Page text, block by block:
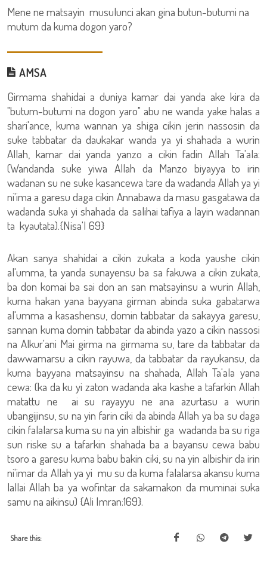
Mene ne matsayin musulunci akan gina butun-butumi na
mutum da kuma dogon yaro?
AMSA
Girmama shahidai a duniya kamar dai yanda ake kira da
"butum-butumi na dogon yaro" abu ne wanda yake halas a
shari'ance, kuma wannan ya shiga cikin jerin nassosin da
suke tabbatar da daukakar wanda ya yi shahada a wurin
Allah, kamar dai yanda yanzo a cikin fadin Allah Ta'ala:
(Wandanda suke yiwa Allah da Manzo biyayya to irin
wadanan su ne suke kasancewa tare da wadanda Allah ya yi
ni'ima a garesu daga cikin Annabawa da masu gasgatawa da
wadanda suka yi shahada da salihai tafiya a layin wadannan
ta kyautata).{Nisa'I 69}
Akan sanya shahidai a cikin zukata a koda yaushe cikin
al'umma, ta yanda sunayensu ba sa fakuwa a cikin zukata,
ba don komai ba sai don an san matsayinsu a wurin Allah,
kuma hakan yana bayyana girman abinda suka gabatarwa
al'umma a kasashensu, domin tabbatar da sakayya garesu,
sannan kuma domin tabbatar da abinda yazo a cikin nassosi
na Alkur'ani Mai girma na girmama su, tare da tabbatar da
dawwamarsu a cikin rayuwa, da tabbatar da rayukansu, da
kuma bayyana matsayinsu na shahada, Allah Ta'ala yana
cewa: (ka da ku yi zaton wadanda aka kashe a tafarkin Allah
matattu ne ai su rayayyu ne ana azurtasu a wurin
ubangijinsu, su na yin farin ciki da abinda Allah ya ba su daga
cikin falalarsa kuma su na yin albishir ga wadanda ba su riga
sun riske su a tafarkin shahada ba a bayansu cewa babu
tsoro a garesu kuma babu bakin ciki, su na yin albishir da irin
ni'imar da Allah ya yi mu su da kuma falalarsa akansu kuma
lallai Allah ba ya wofintar da sakamakon da muminai suka
samu na aikinsu) {Ali Imran:169}.
Share this: